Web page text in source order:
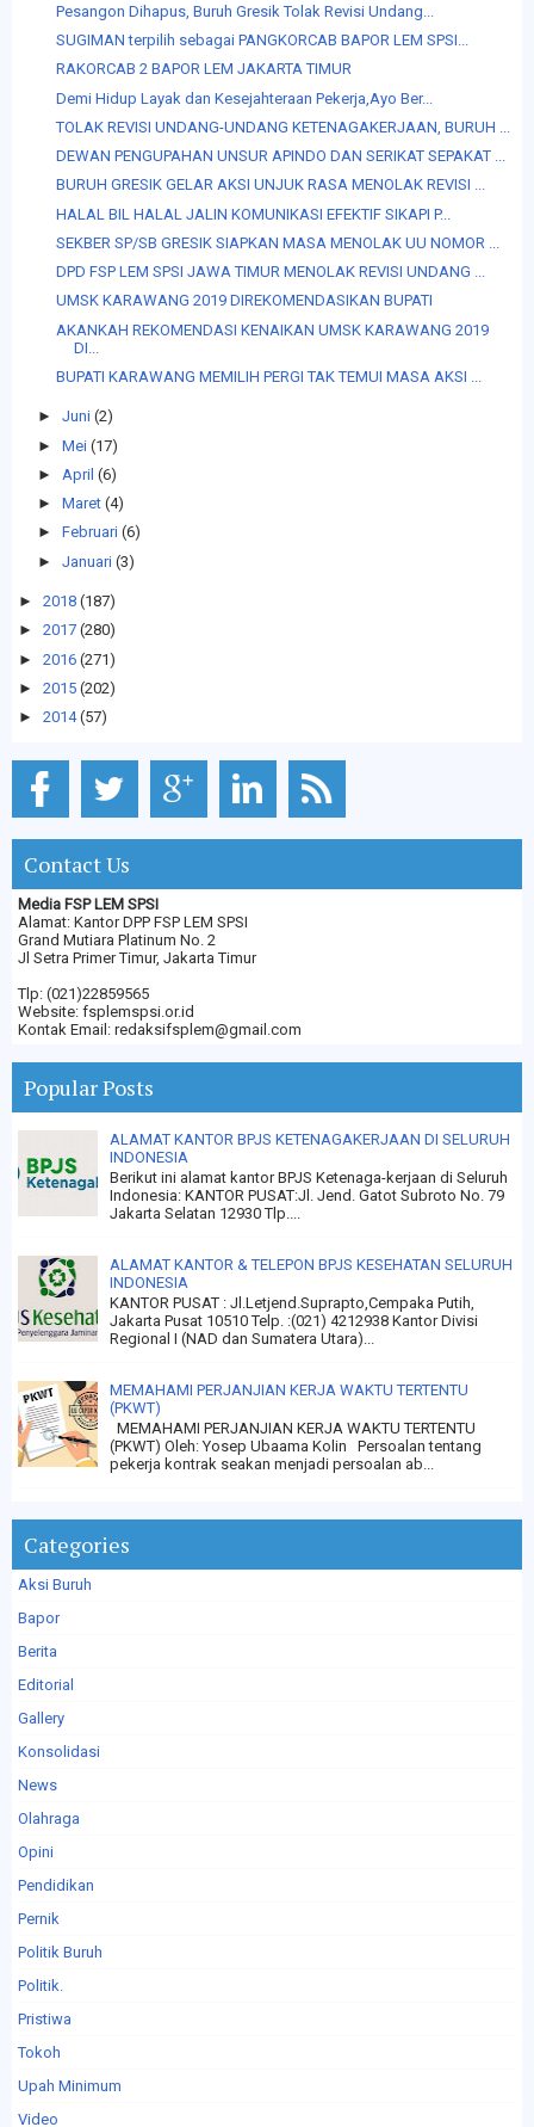
Pesangon Dihapus, Buruh Gresik Tolak Revisi Undang...
SUGIMAN terpilih sebagai PANGKORCAB BAPOR LEM SPSI...
RAKORCAB 2 BAPOR LEM JAKARTA TIMUR
Demi Hidup Layak dan Kesejahteraan Pekerja,Ayo Ber...
TOLAK REVISI UNDANG-UNDANG KETENAGAKERJAAN, BURUH ...
DEWAN PENGUPAHAN UNSUR APINDO DAN SERIKAT SEPAKAT ...
BURUH GRESIK GELAR AKSI UNJUK RASA MENOLAK REVISI ...
HALAL BIL HALAL JALIN KOMUNIKASI EFEKTIF SIKAPI P...
SEKBER SP/SB GRESIK SIAPKAN MASA MENOLAK UU NOMOR ...
DPD FSP LEM SPSI JAWA TIMUR MENOLAK REVISI UNDANG ...
UMSK KARAWANG 2019 DIREKOMENDASIKAN BUPATI
AKANKAH REKOMENDASI KENAIKAN UMSK KARAWANG 2019
DI...
BUPATI KARAWANG MEMILIH PERGI TAK TEMUI MASA AKSI ...
► Juni (2)
► Mei (17)
► April (6)
► Maret (4)
► Februari (6)
► Januari (3)
► 2018 (187)
► 2017 (280)
► 2016 (271)
► 2015 (202)
► 2014 (57)
Contact Us
Media FSP LEM SPSI
Alamat: Kantor DPP FSP LEM SPSI
Grand Mutiara Platinum No. 2
Jl Setra Primer Timur, Jakarta Timur
Tlp: (021)22859565
Website: fsplemspsi.or.id
Kontak Email: redaksifsplem@gmail.com
Popular Posts
ALAMAT KANTOR BPJS KETENAGAKERJAAN DI SELURUH
INDONESIA
Berikut ini alamat kantor BPJS Ketenaga-kerjaan di Seluruh
Indonesia: KANTOR PUSAT:Jl. Jend. Gatot Subroto No. 79
Jakarta Selatan 12930 Tlp....
ALAMAT KANTOR & TELEPON BPJS KESEHATAN SELURUH
INDONESIA
KANTOR PUSAT : Jl.Letjend.Suprapto,Cempaka Putih,
Jakarta Pusat 10510 Telp. :(021) 4212938 Kantor Divisi
Regional I (NAD dan Sumatera Utara)...
MEMAHAMI PERJANJIAN KERJA WAKTU TERTENTU
(PKWT)
MEMAHAMI PERJANJIAN KERJA WAKTU TERTENTU
(PKWT) Oleh: Yosep Ubaama Kolin Persoalan tentang
pekerja kontrak seakan menjadi persoalan ab...
Categories
Aksi Buruh
Bapor
Berita
Editorial
Gallery
Konsolidasi
News
Olahraga
Opini
Pendidikan
Pernik
Politik Buruh
Politik.
Pristiwa
Tokoh
Upah Minimum
Video